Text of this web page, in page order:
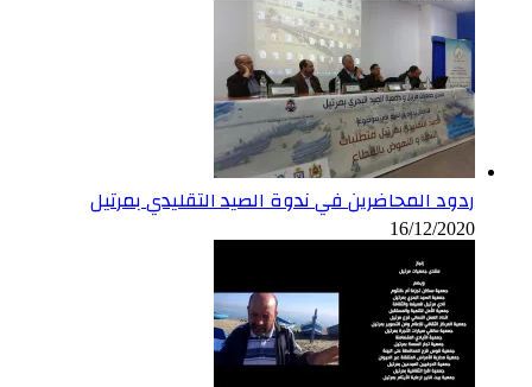
ردود المحاضرين في ندوة الصيد التقليدي بمرتيل
16/12/2020